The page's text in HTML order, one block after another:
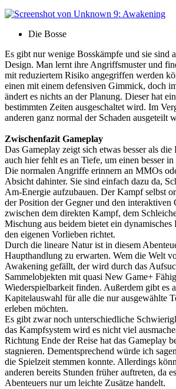
Die Bosse
Es gibt nur wenige Bosskämpfe und sie sind
Design. Man lernt ihre Angriffsmuster und
mit reduziertem Risiko angegriffen werden
einen mit einem defensiven Gimmick, doch
ändert es nichts an der Planung. Dieser hat
bestimmten Zeiten ausgeschaltet wird. Im
anderen ganz normal der Schaden ausgeteilt
Zwischenfazit Gameplay
Das Gameplay zeigt sich etwas besser als
auch hier fehlt es an Tiefe, um einen besser
Die normalen Angriffe erinnern an MMOs
Absicht dahinter. Sie sind einfach dazu da,
Am-Energie aufzubauen. Der Kampf selbst
der Position der Gegner und den
zwischen dem direkten Kampf, dem
Mischung aus beidem bietet ein dynamisches
den eigenen Vorlieben richtet.
Durch die lineare Natur ist in diesem
Haupthandlung zu erwarten. Wem die Welt
Awakening gefällt, der wird durch das
Sammelobjekten mit quasi New Game+
Wiederspielbarkeit finden. Außerdem gibt es
Kapitelauswahl für alle die nur ausgewählte
erleben möchten.
Es gibt zwar noch unterschiedliche
das Kampfsystem wird es nicht viel
Richtung Ende der Reise hat das Gameplay
stagnieren. Dementsprechend würde ich
die Spielzeit stemmen konnte. Allerdings
anderen bereits Stunden früher auftreten, da
Abenteuers nur um leichte Zusätze handelt.